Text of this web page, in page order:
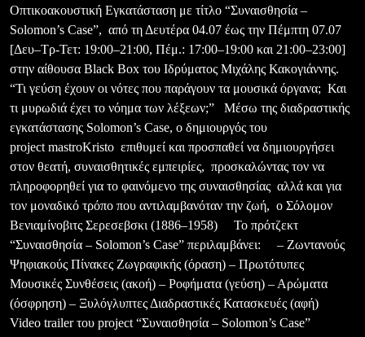
Οπτικοακουστική Εγκατάσταση με τίτλο “Συναισθησία –
Solomon’s Case”, από τη Δευτέρα 04.07 έως την Πέμπτη 07.07
[Δευ–Τρ-Τετ: 19:00–21:00, Πέμ.: 17:00–19:00 και 21:00–23:00]
στην αίθουσα Black Box του Ιδρύματος Μιχάλης Κακογιάννης.
“Τι γεύση έχουν οι νότες που παράγουν τα μουσικά όργανα; Και
τι μυρωδιά έχει το νόημα των λέξεων;” Mέσω της διαδραστικής
εγκατάστασης Solomon’s Case, ο δημιουργός του
project mastroKristo επιθυμεί και προσπαθεί να δημιουργήσει
στον θεατή, συναισθητικές εμπειρίες, προσκαλώντας τον να
πληροφορηθεί για το φαινόμενο της συναισθησίας αλλά και για
τον μοναδικό τρόπο που αντιλαμβανόταν την ζωή, ο Σόλομον
Βενιαμίνοβιτς Σερεσεβσκι (1886–1958) Το πρότζεκτ
“Συναισθησία – Solomon’s Case” περιλαμβάνει: – Ζωντανούς
Ψηφιακούς Πίνακες Ζωγραφικής (όραση) – Πρωτότυπες
Μουσικές Συνθέσεις (ακοή) – Ροφήματα (γεύση) – Αρώματα
(όσφρηση) – Ξυλόγλυπτες Διαδραστικές Κατασκευές (αφή)
Video trailer του project “Συναισθησία – Solomon’s Case”